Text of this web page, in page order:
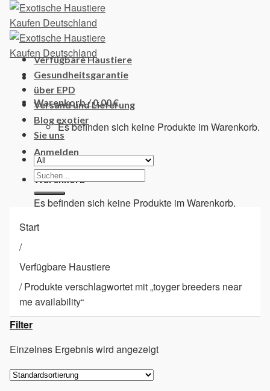
Skip
content
Warenkorb /0,00€
Es befinden sich keine Produkte im Warenkorb.
Anmelden
Warenkorb
Es befinden sich keine Produkte im Warenkorb.
Verfügbare Haustiere
Gesundheitsgarantie
über EPD
Versand und Lieferung
Blog exotier
Sie uns
Suchen
nach:
Start
/
Verfügbare Haustiere
/Produkte verschlagwortet mit „toyger breeders near
me availability“
Filter
Einzelnes Ergebnis wird angezeigt